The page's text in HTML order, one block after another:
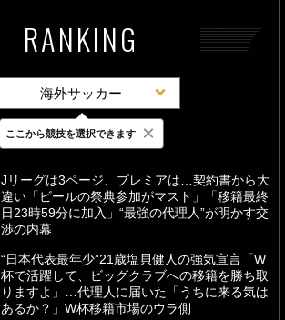
RANKING
海外サッカー
最新 24時間 週間
Jリーグは3ページ、プレミアは…契約書から大
違い「ビールの祭典参加がマスト」「移籍最終
日23時59分に加入」“最強の代理人”が明かす交
渉の内幕
“日本代表最年少”21歳塩貝健人の強気宣言「W
杯で活躍して、ビッグクラブへの移籍を勝ち取
りますよ」…代理人に届いた「うちに来る気は
あるか？」W杯移籍市場のウラ側
ここから競技を選択できます ×